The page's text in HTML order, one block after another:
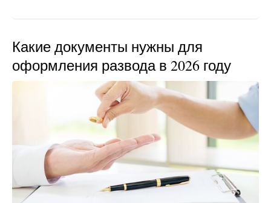
Какие документы нужны для
оформления развода в 2026 году